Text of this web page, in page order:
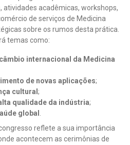
atividades acadêmicas, workshops,
de serviços de Medicina
sobre os rumos desta prática.
temas como:
internacional da Medicina
de novas aplicações;
cultural ;
qualidade da indústria;
global
reflete a sua importância
acontecem as cerimônias de